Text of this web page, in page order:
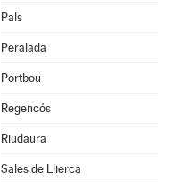
Pals
Peralada
Portbou
Regencós
Riudaura
Sales de Llierca